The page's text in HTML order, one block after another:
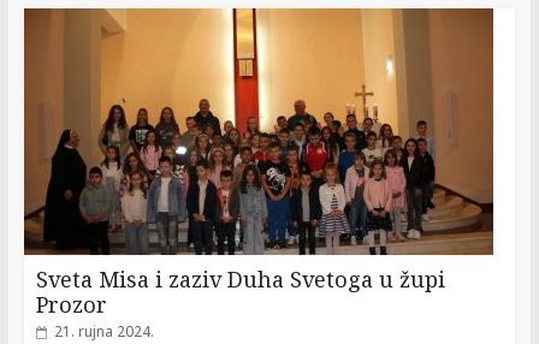
Sveta Misa i zaziv Duha Svetoga u župi
Prozor
21. rujna 2024.